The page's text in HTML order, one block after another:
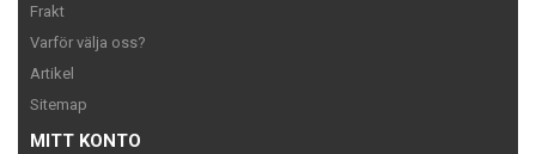
Frakt
Varför välja oss?
Artikel
Sitemap
MITT KONTO